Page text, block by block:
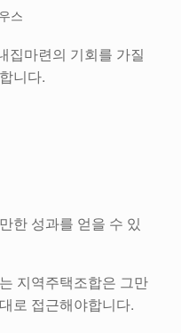
스
집마련의 기회를 가질
니다.
한 성과를 얻을 수 있
지역주택조합은 그만
로 접근해야합니다.